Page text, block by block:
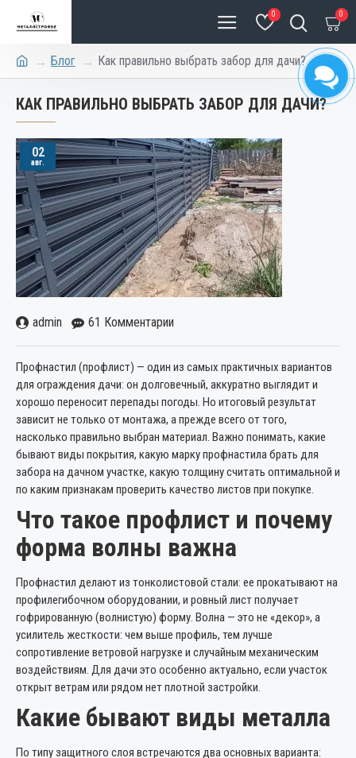
0 0
Блог Как правильно выбрать забор для дачи?
КАК ПРАВИЛЬНО ВЫБРАТЬ ЗАБОР ДЛЯ ДАЧИ?
02
авг.
admin 61 Комментарии
Профнастил (профлист) — один из самых практичных вариантов
для ограждения дачи: он долговечный, аккуратно выглядит и
хорошо переносит перепады погоды. Но итоговый результат
зависит не только от монтажа, а прежде всего от того,
насколько правильно выбран материал. Важно понимать, какие
бывают виды покрытия, какую марку профнастила брать для
забора на дачном участке, какую толщину считать оптимальной и
по каким признакам проверить качество листов при покупке.
Что такое профлист и почему
форма волны важна
Профнастил делают из тонколистовой стали: ее прокатывают на
профилегибочном оборудовании, и ровный лист получает
гофрированную (волнистую) форму. Волна — это не «декор», а
усилитель жесткости: чем выше профиль, тем лучше
сопротивление ветровой нагрузке и случайным механическим
воздействиям. Для дачи это особенно актуально, если участок
открыт ветрам или рядом нет плотной застройки.
Какие бывают виды металла
По типу защитного слоя встречаются два основных варианта: